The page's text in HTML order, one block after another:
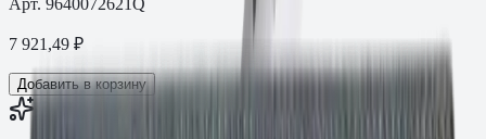
7 921,49 ₽
Добавить в корзину